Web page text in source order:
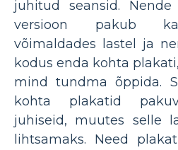
juhitud seansid.
versioon pakub
võimaldades lastel ja
kodus enda kohta
mind tundma õppida.
kohta plakatid
juhiseid, muutes selle
lihtsamaks. Need